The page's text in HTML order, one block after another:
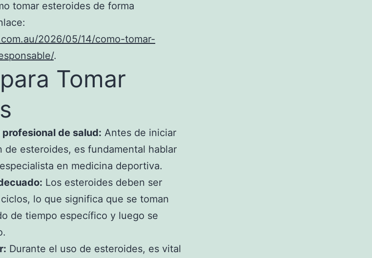
tomar esteroides de forma
2026/05/14/como-tomar-
.
Tomar
de salud: Antes de iniciar
de esteroides, es fundamental hablar
en medicina deportiva.
Los esteroides deben ser
lo que significa que se toman
de tiempo específico y luego se
Durante el uso de esteroides, es vital